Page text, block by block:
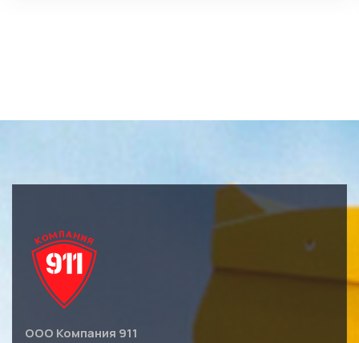
ООО Компания 911